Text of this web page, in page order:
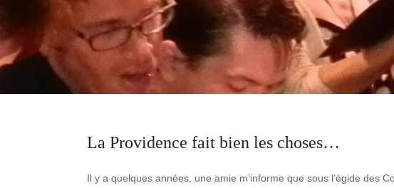
La Providence fait bien les choses…
Il y a quelques années, une amie m’informe que sous l’égide des